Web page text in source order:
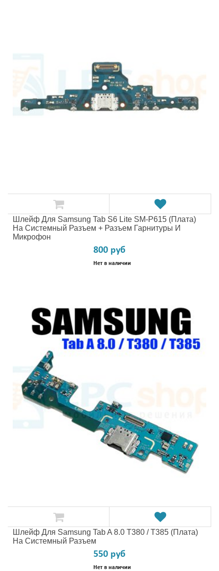
Шлейф Для Samsung Tab S6 Lite SM-P615 (плата)
На Системный Разъем + Разъем Гарнитуры И
Микрофон
800 руб
Нет в наличии
Шлейф Для Samsung Tab A 8.0 T380 / T385 (плата)
На Системный Разъем
550 руб
Нет в наличии